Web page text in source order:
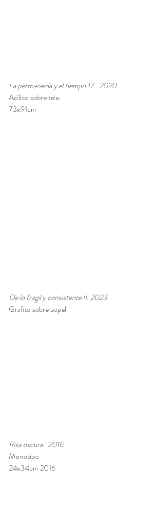
La permanecia y el tiempo 17.. 2020
Acílico sobre tela.
73x91cm
De lo fragil y consistente II. 2023
Grafito sobre papel
Risa oscura.  2016
Monotipo
24x34cm 2016